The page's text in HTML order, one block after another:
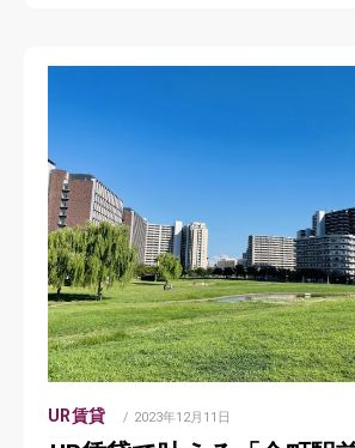
UR賃貸
POSTED
2023年12月11日